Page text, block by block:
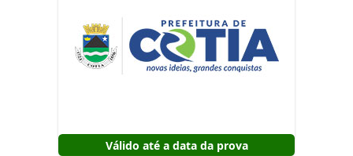
Válido até a data da prova